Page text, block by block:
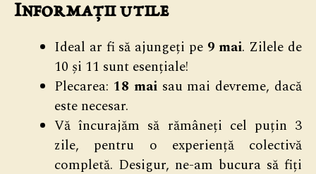
Informații utile
Ideal ar fi să ajungeți pe 9 mai. Zilele de
10 și 11 sunt esențiale!
Plecarea: 18 maisau mai devreme, dacă
este necesar.
Vă încurajăm să rămâneți cel puțin 3
zile, pentru o experiență colectivă
completă. Desigur, ne-am bucura să fiți